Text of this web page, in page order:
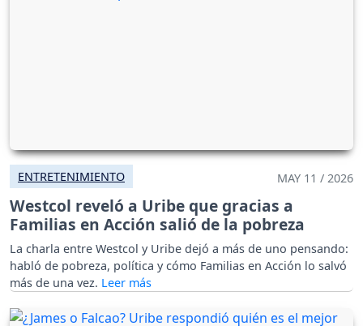
ENTRETENIMIENTO MAY 11 / 2026
Westcol reveló a Uribe que gracias a
Familias en Acción salió de la pobreza
La charla entre Westcol y Uribe dejó a más de uno pensando:
habló de pobreza, política y cómo Familias en Acción lo salvó
más de una vez.